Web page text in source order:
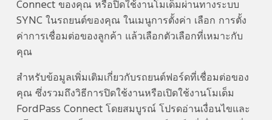
Connect ของคุณ หรือปิดใช้งานโมเด็มผ่านทางระบบ
SYNC
ในรถยนต์ของคุณ ในเมนูการตั้งค่า เลือก การตั้ง
ค่าการเชื่อมต่อของลูกค้า แล้วเลือกตัวเลือกที่เหมาะกับ
คุณ
สำหรับข้อมูลเพิ่มเติมเกี่ยวกับรถยนต์ฟอร์ดที่เชื่อมต่อของ
คุณ ซึ่งรวมถึงวิธีการปิดใช้งานหรือเปิดใช้งานโมเด็ม
FordPass Connect
โดยสมบูรณ์ โปรดอ่านเงื่อนไขและ